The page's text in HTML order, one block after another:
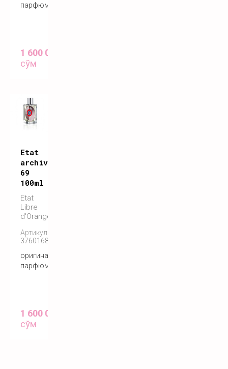
парфюм
1 600 000
сўм
Etat
archives
69
100ml
Etat
Libre
d'Orange
Артикул:
3760168591136
оригинальный
парфюм
1 600 000
сўм